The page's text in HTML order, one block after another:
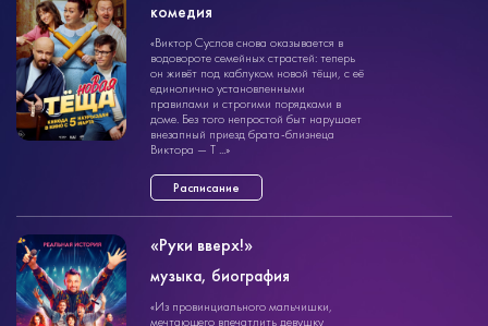
комедия
1ч. 45мин.
12+
комедия
«Виктор Суслов снова оказывается в
водовороте семейных страстей: теперь
он живёт под каблуком новой тёщи, с её
единолично установленными
правилами и строгими порядками в
доме. Без того непростой быт нарушает
внезапный приезд брата-близнеца
Виктора — Т ...»
Расписание
музыка
1ч. 40мин.
«Руки вверх!»
музыка, биография
«Из провинциального мальчишки,
мечтающего впечатлить девушку